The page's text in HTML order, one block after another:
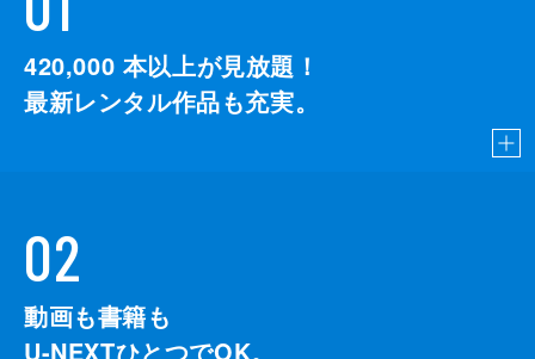
420,000 本以上が見放題！
最新レンタル作品も充実。
02
動画も書籍も
U-NEXTひとつでOK。